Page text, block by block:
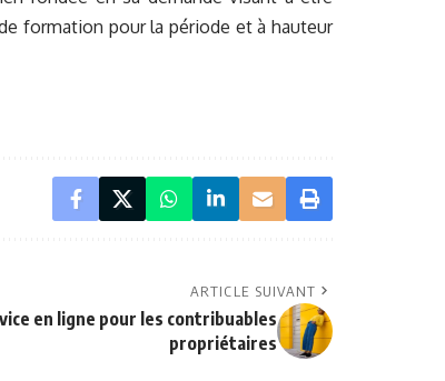
formation pour la période et à hauteur
ARTICLE SUIVANT
en ligne pour les contribuables
propriétaires